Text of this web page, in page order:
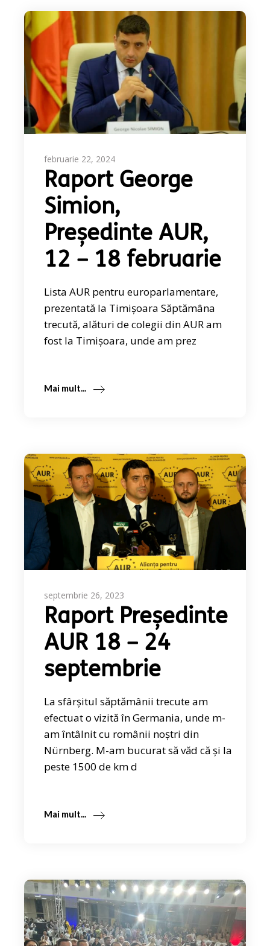
februarie 22, 2024
Raport George
Simion,
Președinte AUR,
12 – 18 februarie
Lista AUR pentru europarlamentare,
prezentată la Timișoara Săptămâna
trecută, alături de colegii din AUR am
fost la Timișoara, unde am prez
Mai mult...
septembrie 26, 2023
Raport Președinte
AUR 18 – 24
septembrie
La sfârșitul săptămânii trecute am
efectuat o vizită în Germania, unde m-
am întâlnit cu românii noștri din
Nürnberg. M-am bucurat să văd că și la
peste 1500 de km d
Mai mult...